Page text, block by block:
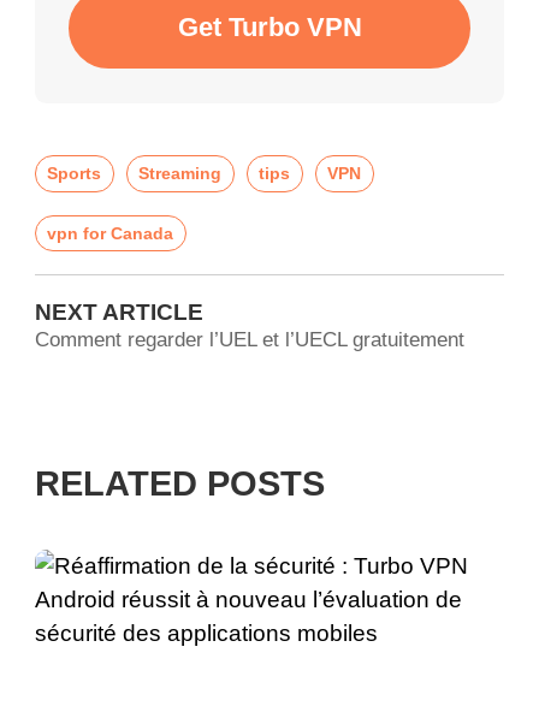
Get Turbo VPN
Sports Streaming tips VPN
vpn for Canada
NEXT ARTICLE
Comment regarder l’UEL et l’UECL gratuitement
RELATED POSTS